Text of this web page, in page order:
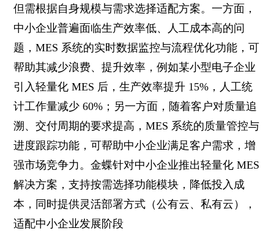
但需根据自身规模与需求选择适配方案。一方面，
中小企业普遍面临生产效率低、人工成本高的问
题，MES 系统的实时数据监控与流程优化功能，可
帮助其减少浪费、提升效率，例如某小型电子企业
引入轻量化 MES 后，生产效率提升 15%，人工统
计工作量减少 60%；另一方面，随着客户对质量追
溯、交付周期的要求提高，MES 系统的质量管控与
进度跟踪功能，可帮助中小企业满足客户需求，增
强市场竞争力。金蝶针对中小企业推出轻量化 MES
解决方案，支持按需选择功能模块，降低投入成
本，同时提供灵活部署方式（公有云、私有云），
适配中小企业发展阶段